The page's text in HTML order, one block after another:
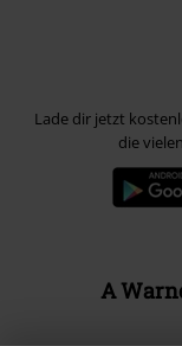
Lade dir jetzt
die
A